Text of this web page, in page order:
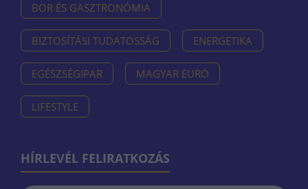
BOR ÉS GASZTRONÓMIA
BIZTOSÍTÁSI TUDATOSSÁG ENERGETIKA
EGÉSZSÉGIPAR MAGYAR EURÓ
LIFESTYLE
HÍRLEVÉL FELIRATKOZÁS